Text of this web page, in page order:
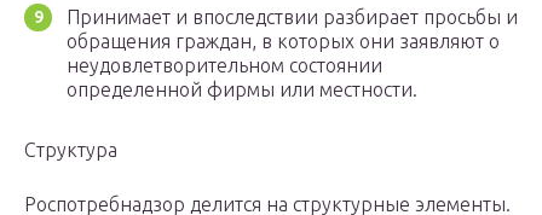
Принимает и впоследствии разбирает просьбы и
обращения граждан, в которых они заявляют о
неудовлетворительном состоянии
определенной фирмы или местности.
Структура
Роспотребнадзор делится на структурные элементы.